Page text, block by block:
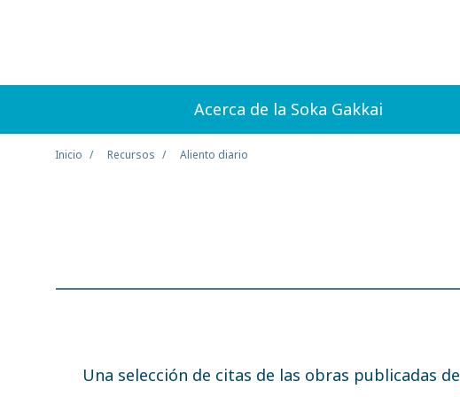
Acerca de la Soka Gakkai
Inicio Recursos Aliento diario
Una selección de citas de las obras publicadas de